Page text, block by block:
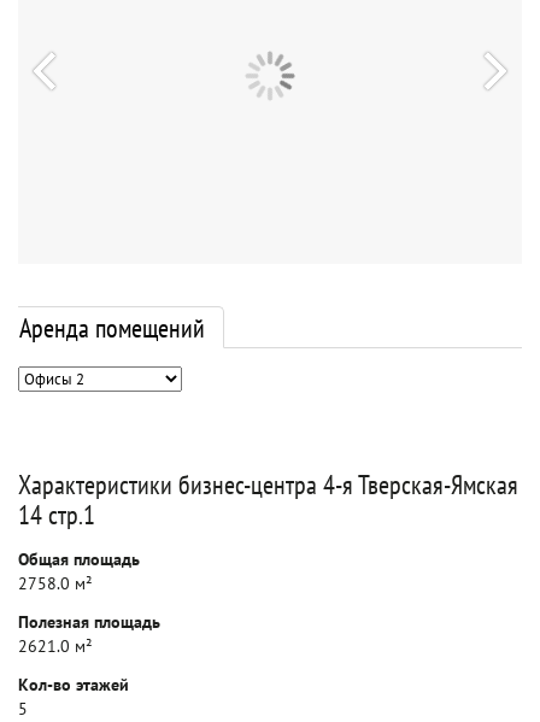
Аренда помещений
Характеристики бизнес-центра 4-я Тверская-Ямская
14 стр.1
Общая площадь
2758.0 м²
Полезная площадь
2621.0 м²
Кол-во этажей
5